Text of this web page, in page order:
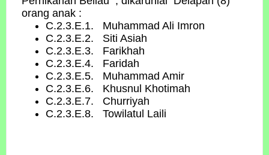
orang anak :
C.2.3.E.1. Muhammad Ali Imron
C.2.3.E.2. Siti Asiah
C.2.3.E.3. Farikhah
C.2.3.E.4. Faridah
C.2.3.E.5. Muhammad Amir
C.2.3.E.6. Khusnul Khotimah
C.2.3.E.7. Churriyah
C.2.3.E.8. Towilatul Laili